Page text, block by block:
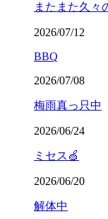
またまた久々
2026/07/12
BBQ
2026/07/08
梅雨真っ只中
2026/06/24
ミセス🍏
2026/06/20
解体中